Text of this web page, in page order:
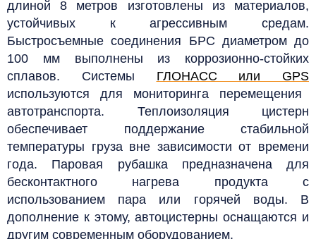
длиной 8 метров изготовлены из материалов,
устойчивых к агрессивным средам.
Быстросъемные соединения БРС диаметром до
100 мм выполнены из коррозионно-стойких
сплавов. Системы ГЛОНАСС или GPS
используются для мониторинга перемещения
автотранспорта. Теплоизоляция цистерн
обеспечивает поддержание стабильной
температуры груза вне зависимости от времени
года. Паровая рубашка предназначена для
бесконтактного нагрева продукта с
использованием пара или горячей воды. В
дополнение к этому, автоцистерны оснащаются и
другим современным оборудованием.